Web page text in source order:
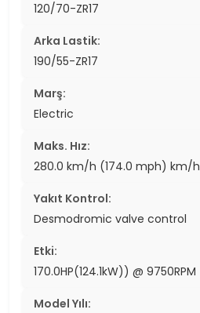
120/70-ZR17
Arka Lastik:
190/55-ZR17
Marş:
Electric
Maks. Hız:
280.0 km/h (174.0 mph) km/h
Yakıt Kontrol:
Desmodromic valve control
Etki:
170.0HP(124.1kW)) @ 9750RPM
Model Yılı: